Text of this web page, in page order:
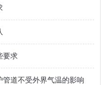
要求
道不受外界气温的影响